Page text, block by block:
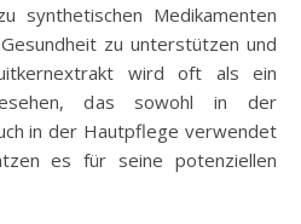
synthetischen Medikamenten
zu unterstützen und
wird oft als ein
das sowohl in der
in der Hautpflege verwendet
es für seine potenziellen